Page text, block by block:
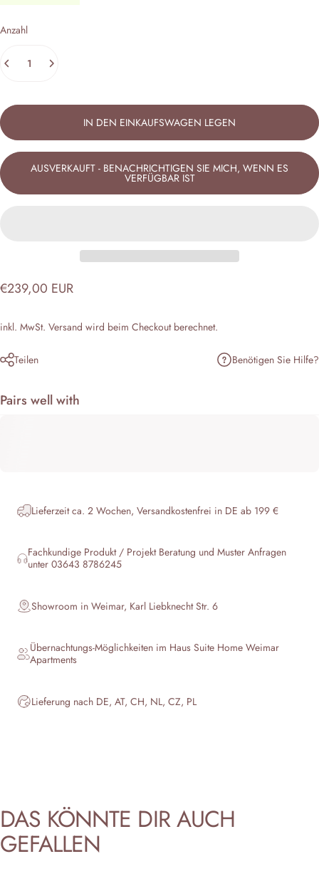
Anzahl
IN DEN EINKAUFSWAGEN LEGEN
AUSVERKAUFT - BENACHRICHTIGEN SIE MICH, WENN ES
VERFÜGBAR IST
€239,00 EUR
inkl. MwSt. Versand wird beim Checkout berechnet.
Teilen Benötigen Sie Hilfe?
Pairs well with
Lieferzeit ca. 2 Wochen, Versandkostenfrei in DE ab 199 €
Fachkundige Produkt / Projekt Beratung und Muster Anfragen
unter 03643 8786245
Showroom in Weimar, Karl Liebknecht Str. 6
Übernachtungs-Möglichkeiten im HausSuite Home Weimar
Apartments
Lieferung nach DE, AT, CH, NL, CZ, PL
DAS KÖNNTE DIR AUCH
GEFALLEN